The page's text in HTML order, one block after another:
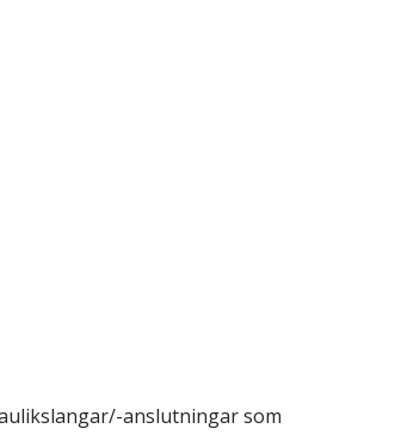
anslutningar som